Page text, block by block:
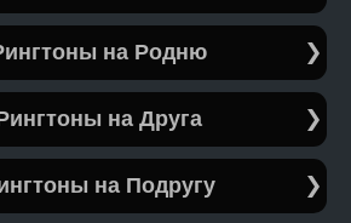
на Родню
на Друга
на Подругу